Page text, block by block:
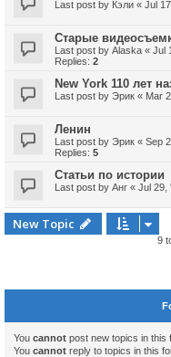
Last post by Кэли « Jul
Старые
Last post by Alaska « Jul
Replies: 2
New York 110 лет
Last post by Эрик « Mar
Ленин
Last post by Эрик « Sep
Replies: 5
Статьи по истории
Last post by Анг « Jul 29,
New Topic
9
You cannot post new topics in this
You cannot reply to topics in this